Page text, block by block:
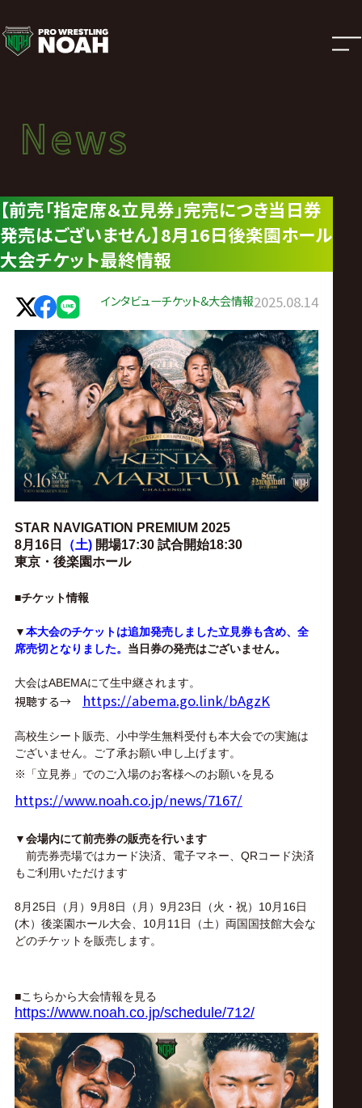
ニ
ュ
ー
ス
|
プ
ロ
レ
ス
リ
ン
グ・
ノ
ア
公
式
サ
イ
News
ニュース
News
【前売「指定席＆立見券」完売につき当日券
発売はございません】8月16日後楽園ホール
大会チケット最終情報
インタビューチケット&大会情報2025.08.14
STAR NAVIGATION PREMIUM 2025
8月16日 （土) 開場17:30 試合開始18:30
東京・後楽園ホール
■チケット情報
▼本大会のチケットは追加発売しました立見券も含め、全
席売切となりました。 当日券の発売はございません。
大会はABEMAにて生中継されます。
視聴する→ https://abema.go.link/bAgzK
高校生シート販売、小中学生無料受付も本大会での実施は
ございません。ご了承お願い申し上げます。
※「立見券」でのご入場のお客様へのお願いを見る
https://www.noah.co.jp/news/7167/
▼会場内にて前売券の販売を行います
前売券売場ではカード決済、電子マネー、QRコード決済
もご利用いただけます
8月25日（月）9月8日（月）9月23日（火・祝）10月16日
(木）後楽園ホール大会、10月11日（土）両国国技館大会な
どのチケットを販売します。
■こちらから大会情報を見る
https://www.noah.co.jp/schedule/712/